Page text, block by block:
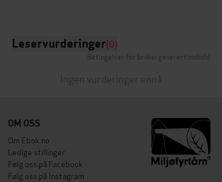
Leservurderinger(0)
Betingelser for brukergenerert innhold
Ingen vurderinger ennå
OM OSS
Om Ebok.no
Ledige stillinger
Følg oss på Facebook
Følg oss på Instagram